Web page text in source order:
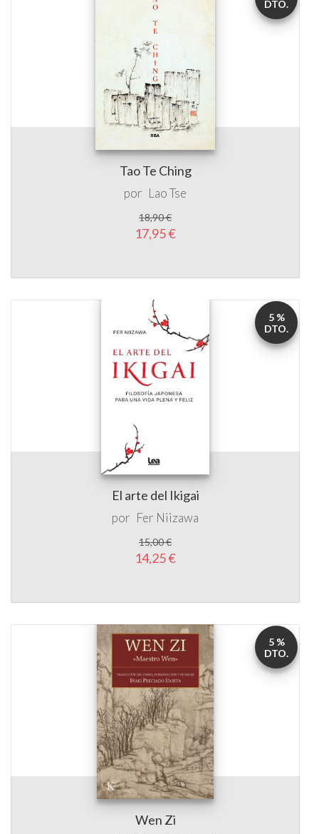
Tao Te Ching
por Lao Tse
18,90 €
17,95 €
DTO.
El arte del Ikigai
por Fer Niizawa
15,00 €
14,25 €
5 %
DTO.
Wen Zi
5 %
DTO.